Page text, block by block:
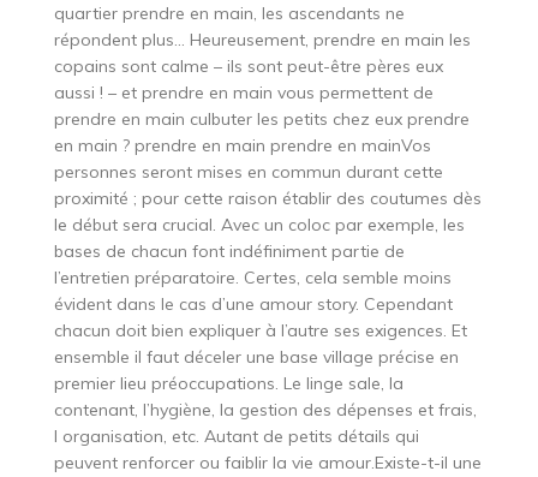
quartier prendre en main, les ascendants ne
répondent plus… Heureusement, prendre en main les
copains sont calme – ils sont peut-être pères eux
aussi ! – et prendre en main vous permettent de
prendre en main culbuter les petits chez eux prendre
en main ? prendre en main prendre en mainVos
personnes seront mises en commun durant cette
proximité ; pour cette raison établir des coutumes dès
le début sera crucial. Avec un coloc par exemple, les
bases de chacun font indéfiniment partie de
l’entretien préparatoire. Certes, cela semble moins
évident dans le cas d’une amour story. Cependant
chacun doit bien expliquer à l’autre ses exigences. Et
ensemble il faut déceler une base village précise en
premier lieu préoccupations. Le linge sale, la
contenant, l’hygiène, la gestion des dépenses et frais,
l organisation, etc. Autant de petits détails qui
peuvent renforcer ou faiblir la vie amour.Existe-t-il une